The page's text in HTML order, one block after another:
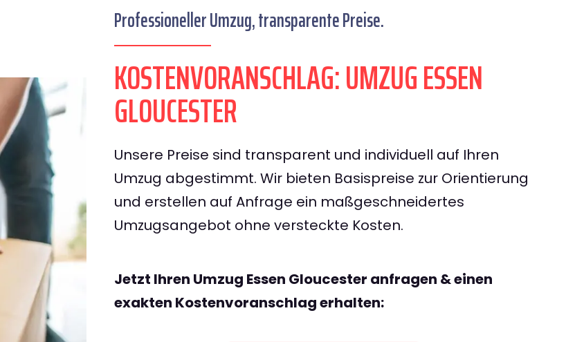
Professioneller Umzug, transparente Preise.
KOSTENVORANSCHLAG: UMZUG ESSEN
GLOUCESTER
Unsere Preise sind transparent und individuell auf Ihren
Umzug abgestimmt. Wir bieten Basispreise zur Orientierung
und erstellen auf Anfrage ein maßgeschneidertes
Umzugsangebot ohne versteckte Kosten.
Jetzt Ihren Umzug Essen Gloucester anfragen & einen
exakten Kostenvoranschlag erhalten: